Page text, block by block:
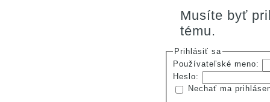
Musíte byť
tému.
Prihlásiť sa
Používateľské meno:
Heslo:
Nechať ma